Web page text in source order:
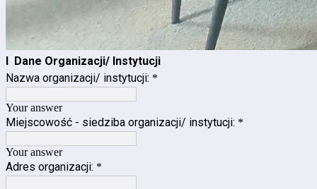
I Dane Organizacji/ Instytucji
Nazwa organizacji/ instytucji: *
Your answer
Miejscowość - siedziba organizacji/ instytucji: *
Your answer
Adres organizacji: *